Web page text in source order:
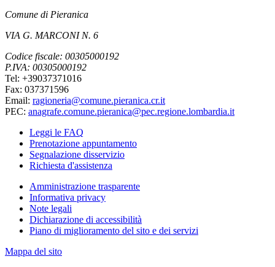
Comune di Pieranica
VIA G. MARCONI N. 6
Codice fiscale: 00305000192
P.IVA: 00305000192
Tel: +39037371016
Fax: 037371596
Email: ragioneria@comune.pieranica.cr.it
PEC: anagrafe.comune.pieranica@pec.regione.lombardia.it
Leggi le FAQ
Prenotazione appuntamento
Segnalazione disservizio
Richiesta d'assistenza
Amministrazione trasparente
Informativa privacy
Note legali
Dichiarazione di accessibilità
Piano di miglioramento del sito e dei servizi
Mappa del sito